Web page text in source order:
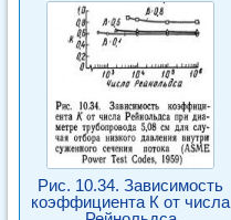
Рис. 10.34. Зависимость
коэффициента К от числа